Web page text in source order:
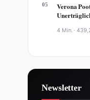
05
Verona
4 Min. ·
Newsletter